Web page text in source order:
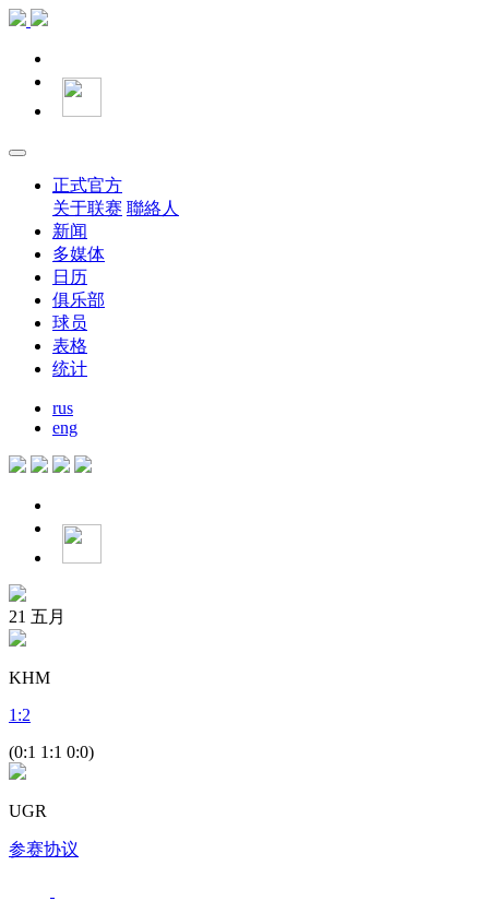
正式官方
关于联赛 聯絡人
新闻
多媒体
日历
俱乐部
球员
表格
统计
rus
eng
21 五月
KHM
1 :2
(0:1 1:1 0:0)
UGR
参赛协议